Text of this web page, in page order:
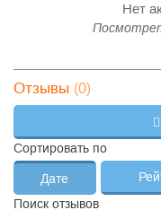
Анализ
(ниацин)
—
—
—
Анализ
Нет
Отзывы (0)
Сортировать по
Дате
Поиск отзывов